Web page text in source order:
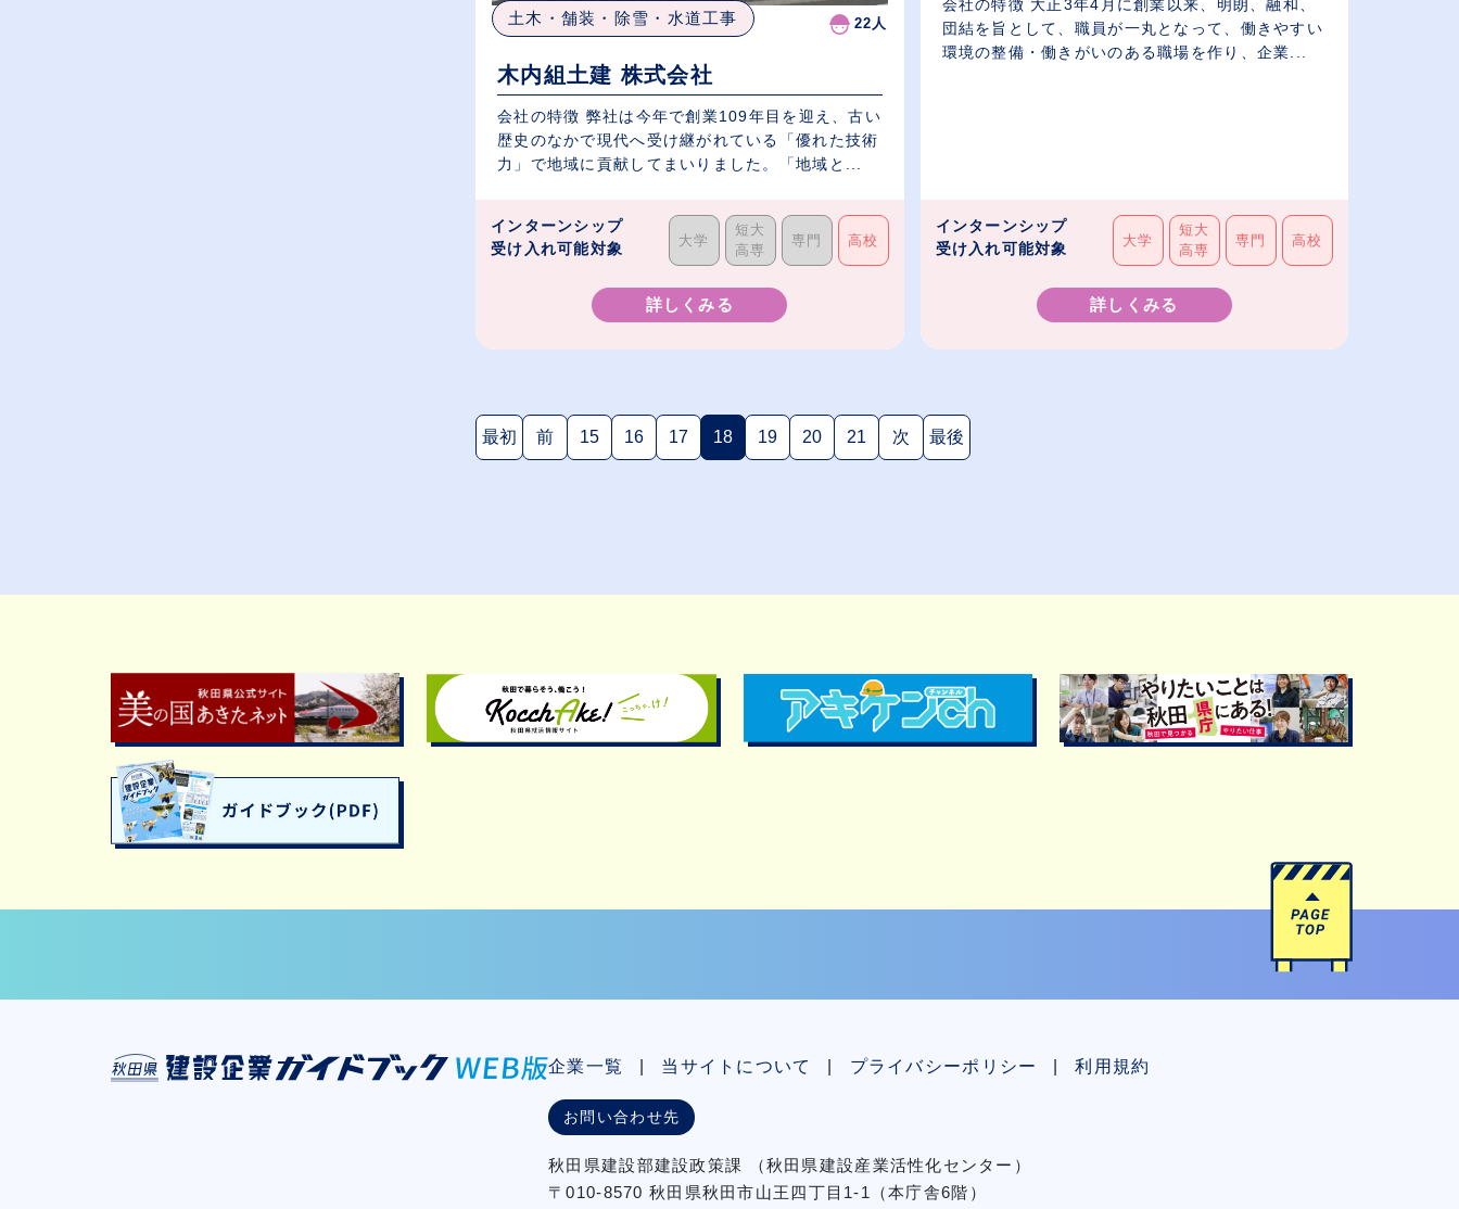
土木・舗装・除雪・水道工事 22人
木内組土建 株式会社
会社の特徴 弊社は今年で創業109年目を迎え、古い
歴史のなかで現代へ受け継がれている「優れた技術
力」で地域に貢献してまいりました。「地域と...
インターンシップ
受け入れ可能対象
大学
短大
高専
専門 高校
詳しくみる
会社の特徴 大正3年4月に創業以来、明朗、融和、
団結を旨として、職員が一丸となって、働きやすい
環境の整備・働きがいのある職場を作り、企業...
インターンシップ
受け入れ可能対象
大学
短大
高専
専門 高校
詳しくみる
最初 前 15 16 17 18(現在のページ)
19 20 21 次 最後
企業一覧 当サイトについて プライバシーポリシー 利用規約
お問い合わせ先
秋⽥県建設部建設政策課
（秋⽥県建設産業活性化センター）
〒010-8570 秋田県秋田市⼭王四丁⽬1-1（本庁舎6階）